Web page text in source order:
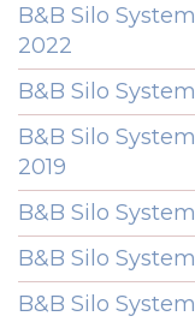
B&B Silo
2022
B&B Silo
B&B Silo
2019
B&B Silo
B&B Silo
B&B Silo